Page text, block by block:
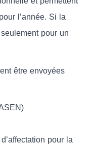
l’année. Si la
pour un
être envoyées
pour la